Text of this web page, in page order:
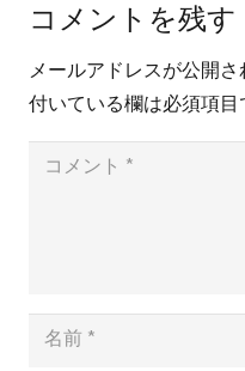
コメントを残す
メールアドレスが公開さ
付いている欄は必須項目